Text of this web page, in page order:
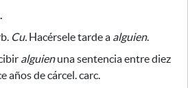
Cu. Hacérsele tarde a alguien.
alguienuna sentencia entre diez
años de cárcel. carc.